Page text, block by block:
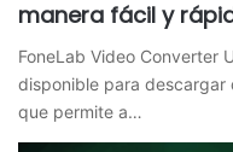
manera fácil y
FoneLab Video Converter
disponible para descargar
que permite a…